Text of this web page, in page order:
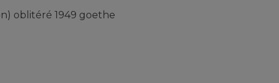
oblitéré 1949 goethe